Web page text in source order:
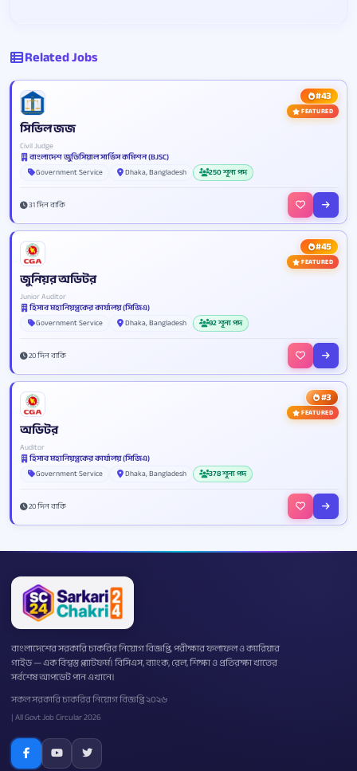
Related Jobs
#43
FEATURED
সিভিল জজ
Civil Judge
বাংলাদেশ জুডিসিয়াল সার্ভিস কমিশন (BJSC)
Government Service
Dhaka, Bangladesh 250 শূন্য পদ
31 দিন বাকি
#45
FEATURED
জুনিয়র অডিটর
Junior Auditor
হিসাব মহানিয়ন্ত্রকের কার্যালয় (সিজিএ)
Government Service
Dhaka, Bangladesh 92 শূন্য পদ
20 দিন বাকি
#3
FEATURED
অডিটর
Auditor
হিসাব মহানিয়ন্ত্রকের কার্যালয় (সিজিএ)
Government Service
Dhaka, Bangladesh 378 শূন্য পদ
20 দিন বাকি
বাংলাদেশের সরকারি চাকরির নিয়োগ বিজ্ঞপ্তি, পরীক্ষার ফলাফল ও ক্যারিয়ার
গাইড — এক বিশ্বস্ত প্ল্যাটফর্ম। বিসিএস, ব্যাংক, রেল, শিক্ষা ও প্রতিরক্ষা খাতের
সর্বশেষ আপডেট পান এখানে।
সকল সরকারি চাকরির নিয়োগ বিজ্ঞপ্তি ২০২৬
| All Govt Job Circular 2026